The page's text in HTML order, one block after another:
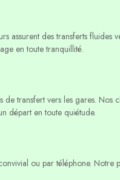
assurent des transferts fluides
en toute tranquillité.
de transfert vers les gares. Nos
départ en toute quiétude.
ou par téléphone. Notre